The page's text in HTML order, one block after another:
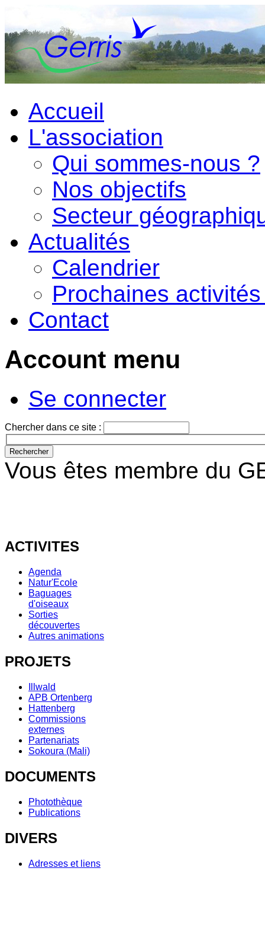
Accueil
L'association
Qui sommes-nous ?
Nos objectifs
Secteur
Actualités
Calendrier
Prochaines
Contact
Account menu
Se connecter
Chercher dans ce site :
Vous êtes membre du
ACTIVITES
Agenda
Natur'Ecole
Baguages
d'oiseaux
Sorties
découvertes
Autres animations
PROJETS
Illwald
APB Ortenberg
Hattenberg
Commissions
externes
Partenariats
Sokoura (Mali)
DOCUMENTS
Photothèque
Publications
DIVERS
Adresses et liens